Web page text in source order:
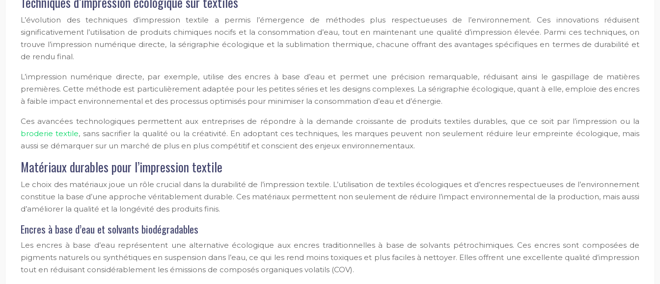
L’évolution des techniques d’impression textile a permis l’émergence de méthodes plus respectueuses de l’environnement. Ces innovations réduisent
significativement l’utilisation de produits chimiques nocifs et la consommation d’eau, tout en maintenant une qualité d’impression élevée. Parmi ces techniques, on
trouve l’impression numérique directe, la sérigraphie écologique et la sublimation thermique, chacune offrant des avantages spécifiques en termes de durabilité et
de rendu final.
L’impression numérique directe, par exemple, utilise des encres à base d’eau et permet une précision remarquable, réduisant ainsi le gaspillage de matières
premières. Cette méthode est particulièrement adaptée pour les petites séries et les designs complexes. La sérigraphie écologique, quant à elle, emploie des encres
à faible impact environnemental et des processus optimisés pour minimiser la consommation d’eau et d’énergie.
Ces avancées technologiques permettent aux entreprises de répondre à la demande croissante de produits textiles durables, que ce soit par l’impression ou la
broderie textile, sans sacrifier la qualité ou la créativité. En adoptant ces techniques, les marques peuvent non seulement réduire leur empreinte écologique, mais
aussi se démarquer sur un marché de plus en plus compétitif et conscient des enjeux environnementaux.
Matériaux durables pour l’impression textile
Le choix des matériaux joue un rôle crucial dans la durabilité de l’impression textile. L’utilisation de textiles écologiques et d’encres respectueuses de l’environnement
constitue la base d’une approche véritablement durable. Ces matériaux permettent non seulement de réduire l’impact environnemental de la production, mais aussi
d’améliorer la qualité et la longévité des produits finis.
Encres à base d’eau et solvants biodégradables
Les encres à base d’eau représentent une alternative écologique aux encres traditionnelles à base de solvants pétrochimiques. Ces encres sont composées de
pigments naturels ou synthétiques en suspension dans l’eau, ce qui les rend moins toxiques et plus faciles à nettoyer. Elles offrent une excellente qualité d’impression
tout en réduisant considérablement les émissions de composés organiques volatils (COV).